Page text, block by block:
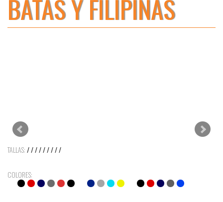
BATAS Y FILIPINAS
TALLAS:/ / / / / / / / /
COLORES: